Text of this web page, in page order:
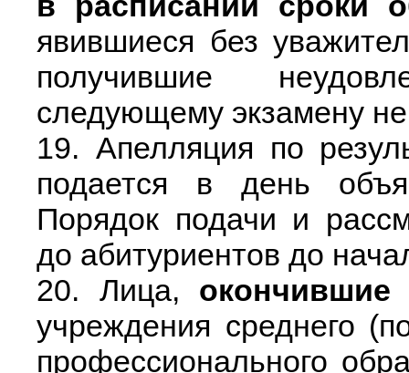
явившиеся без
получившие
следующему экзамену
19. Апелляция по
подается в день
Порядок подачи и
до абитуриентов до
20. Лица,
учреждения среднего
профессионального